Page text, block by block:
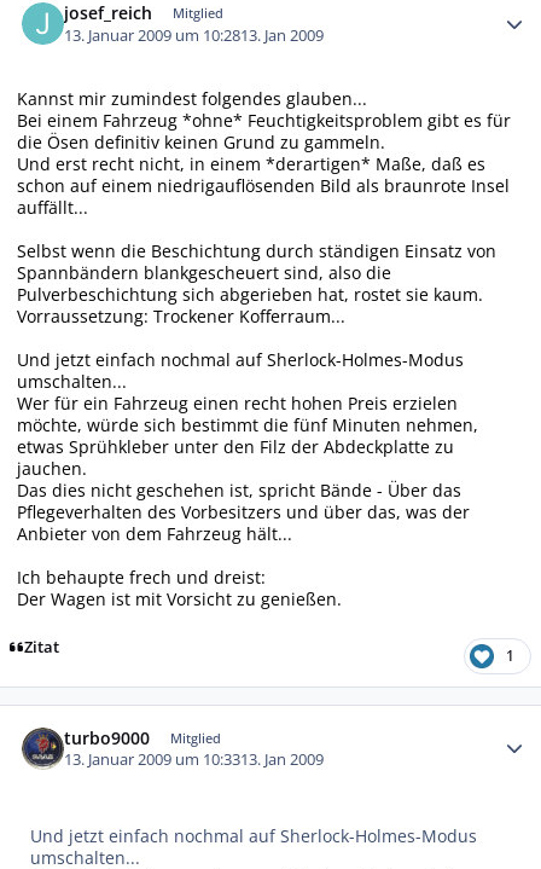
josef_reich Mitglied
13. Januar 2009 um 10:2813. Jan 2009
Kannst mir zumindest folgendes glauben...
Bei einem Fahrzeug *ohne* Feuchtigkeitsproblem gibt es für
die Ösen definitiv keinen Grund zu gammeln.
Und erst recht nicht, in einem *derartigen* Maße, daß es
schon auf einem niedrigauflösenden Bild als braunrote Insel
auffällt...
Selbst wenn die Beschichtung durch ständigen Einsatz von
Spannbändern blankgescheuert sind, also die
Pulverbeschichtung sich abgerieben hat, rostet sie kaum.
Vorraussetzung: Trockener Kofferraum...
Und jetzt einfach nochmal auf Sherlock-Holmes-Modus
umschalten...
Wer für ein Fahrzeug einen recht hohen Preis erzielen
möchte, würde sich bestimmt die fünf Minuten nehmen,
etwas Sprühkleber unter den Filz der Abdeckplatte zu
jauchen.
Das dies nicht geschehen ist, spricht Bände - Über das
Pflegeverhalten des Vorbesitzers und über das, was der
Anbieter von dem Fahrzeug hält...
Ich behaupte frech und dreist:
Der Wagen ist mit Vorsicht zu genießen.
Zitat 1
turbo9000 Mitglied
13. Januar 2009 um 10:3313. Jan 2009
Und jetzt einfach nochmal auf Sherlock-Holmes-Modus
umschalten...